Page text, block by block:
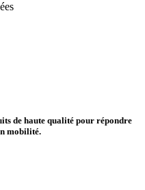
de haute qualité pour répondre
mobilité.